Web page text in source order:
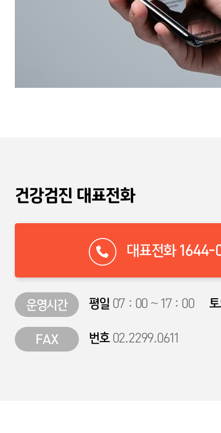
건강검진 대표전화
대표전화
운영시간 평일 07 : 00 ~ 17 : 00
FAX 번호02.2299.0611